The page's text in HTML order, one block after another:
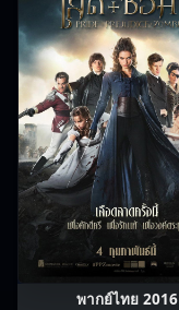
พากย์ไทย 2016